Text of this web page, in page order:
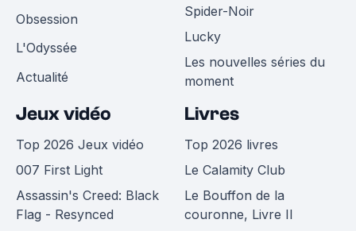
Obsession
L'Odyssée
Actualité
Spider-Noir
Lucky
Les nouvelles séries du
moment
Jeux vidéo
Top 2026 Jeux vidéo
007 First Light
Assassin's Creed: Black
Flag - Resynced
Livres
Top 2026 livres
Le Calamity Club
Le Bouffon de la
couronne, Livre II